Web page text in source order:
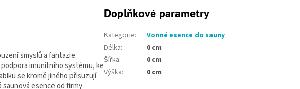
smyslů a fantazie.
imunitního systému, ke
se kromě jiného přisuzují
esence od firmy
Doplňkové parametry
Kategorie:
Vonné esence do sauny
Délka:
0 cm
Šířka:
0 cm
Výška: 0 cm